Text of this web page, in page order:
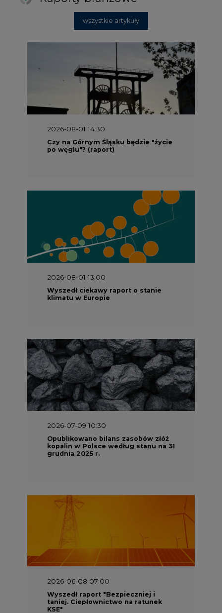
wszystkie artykuły
2026-08-01 14:30
Czy na Górnym Śląsku będzie "życie
po węglu"? (raport)
2026-08-01 13:00
Wyszedł ciekawy raport o stanie
klimatu w Europie
2026-07-09 10:30
Opublikowano bilans zasobów złóż
kopalin w Polsce według stanu na 31
grudnia 2025 r.
2026-06-08 07:00
Wyszedł raport "Bezpieczniej i
taniej. Ciepłownictwo na ratunek
KSE"